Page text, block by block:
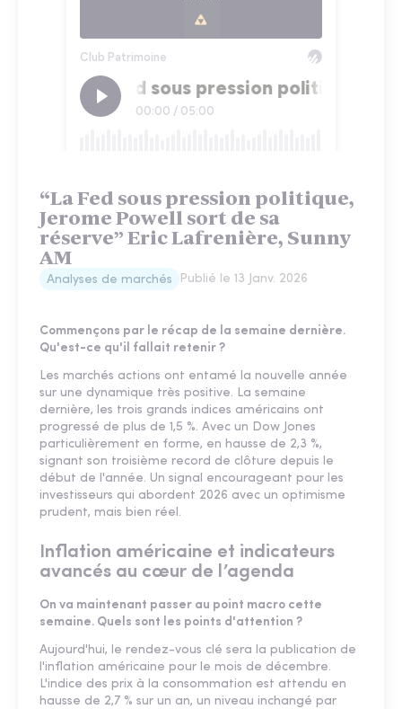
“La Fed sous pression politique,
Jerome Powell sort de sa
réserve” Eric Lafrenière, Sunny
AM
Analyses de marchés Publié le 13 Janv. 2026
Commençons par le récap de la semaine dernière.
Qu'est-ce qu'il fallait retenir ?
Les marchés actions ont entamé la nouvelle année
sur une dynamique très positive. La semaine
dernière, les trois grands indices américains ont
progressé de plus de 1,5 %. Avec un Dow Jones
particulièrement en forme, en hausse de 2,3 %,
signant son troisième record de clôture depuis le
début de l'année. Un signal encourageant pour les
investisseurs qui abordent 2026 avec un optimisme
prudent, mais bien réel.
Inflation américaine et indicateurs
avancés au cœur de l’agenda
On va maintenant passer au point macro cette
semaine. Quels sont les points d'attention ?
Aujourd'hui, le rendez-vous clé sera la publication de
l'inflation américaine pour le mois de décembre.
L'indice des prix à la consommation est attendu en
hausse de 2,7 % sur un an, un niveau inchangé par